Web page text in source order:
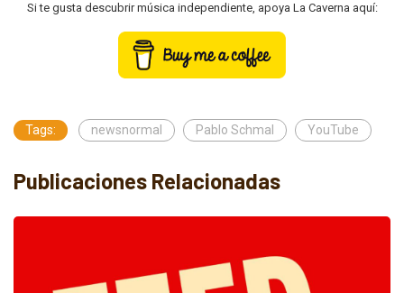
Si te gusta descubrir música independiente, apoya La Caverna aquí:
Tags: newsnormal Pablo Schmal YouTube
Publicaciones Relacionadas